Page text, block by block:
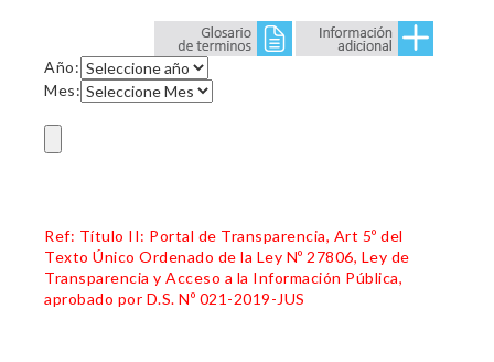
Año:
Mes:
Ref: Título II: Portal de Transparencia, Art 5º del
Texto Único Ordenado de la Ley Nº 27806, Ley de
Transparencia y Acceso a la Información Pública,
aprobado por D.S. Nº 021-2019-JUS